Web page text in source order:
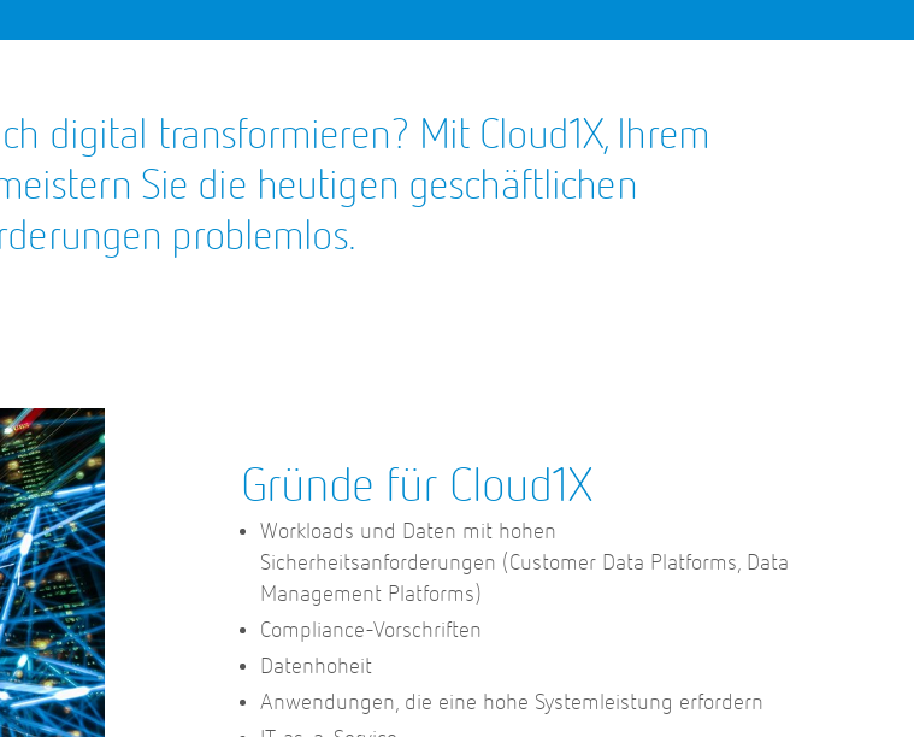
digital transformieren? Mit Cloud1X, Ihrem
Sie die heutigen geschäftlichen
problemlos.
Gründe für Cloud1X
Workloads und Daten mit hohen
Sicherheitsanforderungen (Customer Data Platforms, Data
Management Platforms)
Compliance-Vorschriften
Datenhoheit
Anwendungen, die eine hohe Systemleistung erfordern